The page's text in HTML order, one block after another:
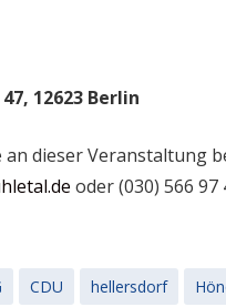
12623 Berlin
dieser Veranstaltung
oder (030) 566 97
CDU hellersdorf